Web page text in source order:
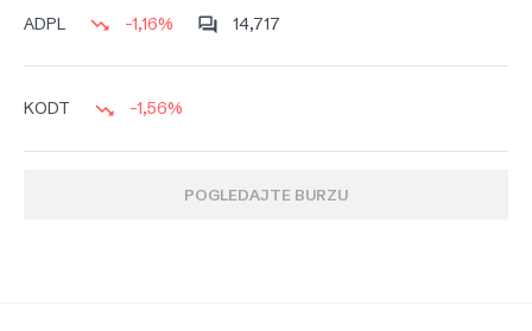
ADPL -1,16% 14,717
KODT -1,56%
POGLEDAJTE BURZU